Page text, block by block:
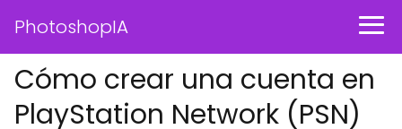
PhotoshopIA
Cómo crear una cuenta en
PlayStation Network (PSN)